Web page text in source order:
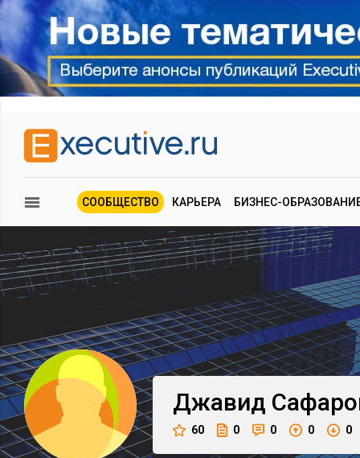
СООБЩЕСТВО КАРЬЕРА БИЗНЕС-
Джавид
60 0 0 0 0